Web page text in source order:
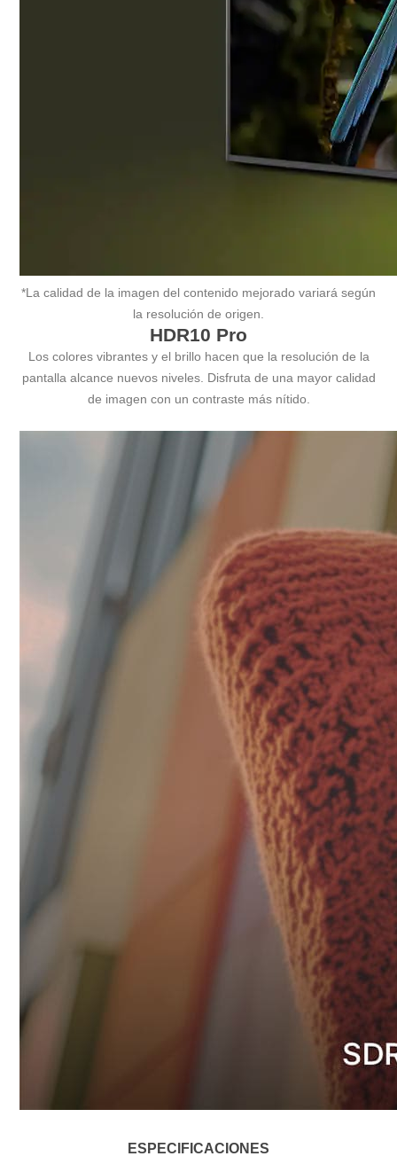
*La calidad de la imagen del contenido mejorado variará según
la resolución de origen.
HDR10 Pro
Los colores vibrantes y el brillo hacen que la resolución de la
pantalla alcance nuevos niveles. Disfruta de una mayor calidad
de imagen con un contraste más nítido.
ESPECIFICACIONES